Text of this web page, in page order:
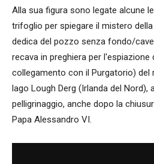
Alla sua figura sono legate alcune
trifoglio per spiegare il mistero
dedica del pozzo senza fondo/
recava in preghiera per l'espiazione
collegamento con il Purgatorio) del
lago Lough Derg (Irlanda del Nord),
pelligrinaggio, anche dopo la
Papa Alessandro VI.